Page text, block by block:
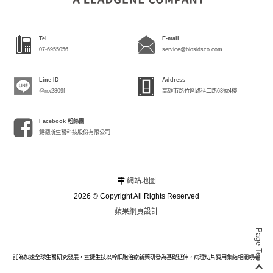
Page Top
Tel
07-6955056
E-mail
service@biosidsco.com
Line ID
@rrx2809f
Address
高雄市路竹區路科二路63號4樓
Facebook 粉絲團
錫德斯生醫科技股份有限公司
網站地圖
2026 © Copyright All Rights Reserved
蘋果網頁設計
委託為加速全球生醫研究發展，宣捷生技以幹細胞治療新藥研發為基礎延伸，病理切片費用集結相關領域研